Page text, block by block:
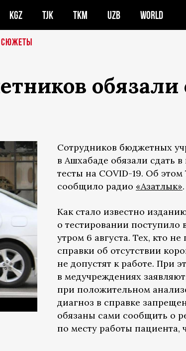
KGZ TJK TKM UZB WORLD
СЮЖЕТЫ
обязали
Сотрудников бюджетных
в Ашхабаде обязали сдать
тесты на COVID-19. Об этом
сообщило радио «Азатлык».
Как стало известно
о тестировании поступило
утром 6 августа. Тех, кто не
справки об отсутствии
не допустят к работе. При
в медучреждениях
при положительном
диагноз в справке
обязаны сами сообщить о
по месту работы пациента,